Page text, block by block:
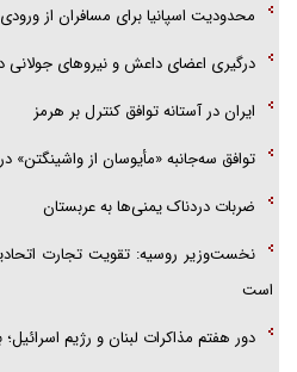
محدودیت اسپانیا برای مسافران از ورودی
درگیری اعضای داعش و نیروهای جولانی
ایران در آستانه توافق کنترل بر هرمز
توافق سه‌جانبه «مأیوسان از واشینگتن»
ضربات دردناک یمنی‌ها به عربستان
نخست‌وزیر روسیه:‌ تقویت تجارت
است
دور هفتم مذاکرات لبنان و رژیم